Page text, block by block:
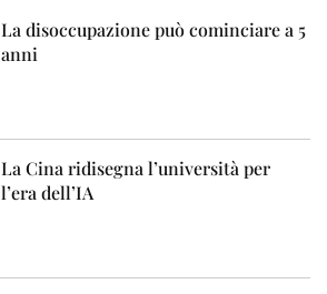
La disoccupazione può cominciare a 5
anni
La Cina ridisegna l’università per
l’era dell’IA